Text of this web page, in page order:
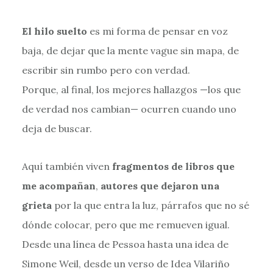
El hilo suelto es mi forma de pensar en voz
baja, de dejar que la mente vague sin mapa, de
escribir sin rumbo pero con verdad.
Porque, al final, los mejores hallazgos —los que
de verdad nos cambian— ocurren cuando uno
deja de buscar.
Aquí también viven fragmentos de libros que
me acompañan, autores que dejaron una
grieta por la que entra la luz, párrafos que no sé
dónde colocar, pero que me remueven igual.
Desde una línea de Pessoa hasta una idea de
Simone Weil, desde un verso de Idea Vilariño